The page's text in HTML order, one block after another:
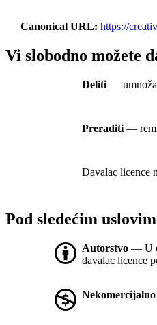
Canonical URL https://
Vi slobodno možete
Deliti —
Preraditi —
Davalac licence
Pod sledećim
Autorstvo — U
davalac licence
Nekomercijalno